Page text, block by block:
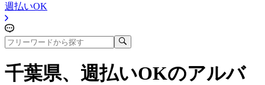
週払いOK
千葉県、週払いOKのアルバ